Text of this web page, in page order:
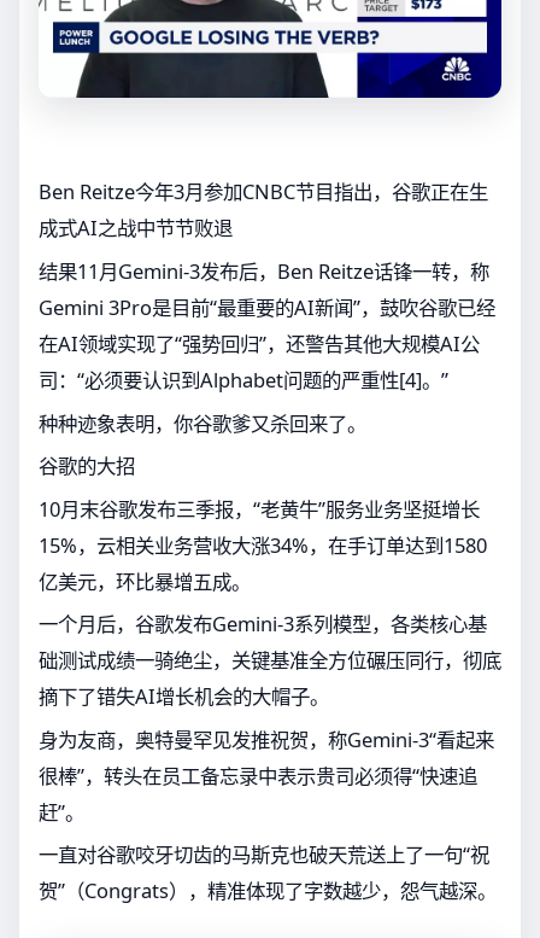
Ben Reitze今年3月参加CNBC节目指出，谷歌正在生
成式AI之战中节节败退
结果11月Gemini-3发布后，Ben Reitze话锋一转，称
Gemini 3Pro是目前“最重要的AI新闻”，鼓吹谷歌已经
在AI领域实现了“强势回归”，还警告其他大规模AI公
司：“必须要认识到Alphabet问题的严重性[4]。”
种种迹象表明，你谷歌爹又杀回来了。
谷歌的大招
10月末谷歌发布三季报，“老黄牛”服务业务坚挺增长
15%，云相关业务营收大涨34%，在手订单达到1580
亿美元，环比暴增五成。
一个月后，谷歌发布Gemini-3系列模型，各类核心基
础测试成绩一骑绝尘，关键基准全方位碾压同行，彻底
摘下了错失AI增长机会的大帽子。
身为友商，奥特曼罕见发推祝贺，称Gemini-3“看起来
很棒”，转头在员工备忘录中表示贵司必须得“快速追
赶”。
一直对谷歌咬牙切齿的马斯克也破天荒送上了一句“祝
贺”（Congrats），精准体现了字数越少，怨气越深。